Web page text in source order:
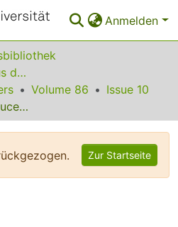
Anmelden
Sonstige Volltexte aus dem Bibliotheksangebot
Volume 86
Issue 10
Noise- and Force-Induced Resonances in Noisy Rotary Oscillations of Classical Spins
Zur Startseite